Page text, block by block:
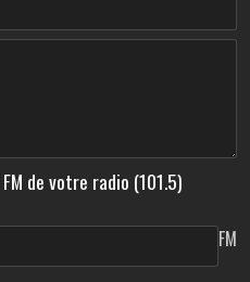
de votre radio (101.5)
FM